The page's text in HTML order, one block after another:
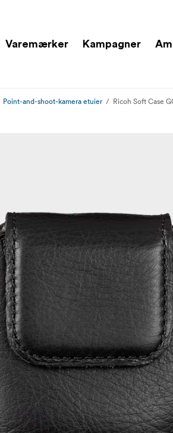
Varemærker Kampagner
Point-and-shoot-kamera etuier Ricoh Soft Case